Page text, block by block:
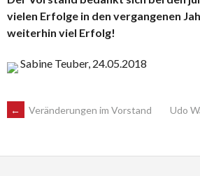
vielen Erfolge in den vergangenen
weiterhin viel Erfolg!
Sabine Teuber, 24.05.2018
POST
NAVIGATION
← Veränderungen im Vorstand
Udo